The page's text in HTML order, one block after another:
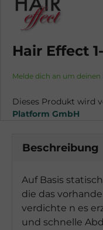
Hair Effect
Melde dich an um deinen
Dieses Produkt wird
Platform GmbH
Beschreibung
Auf Basis
die das
verdichte n es
und schnelle